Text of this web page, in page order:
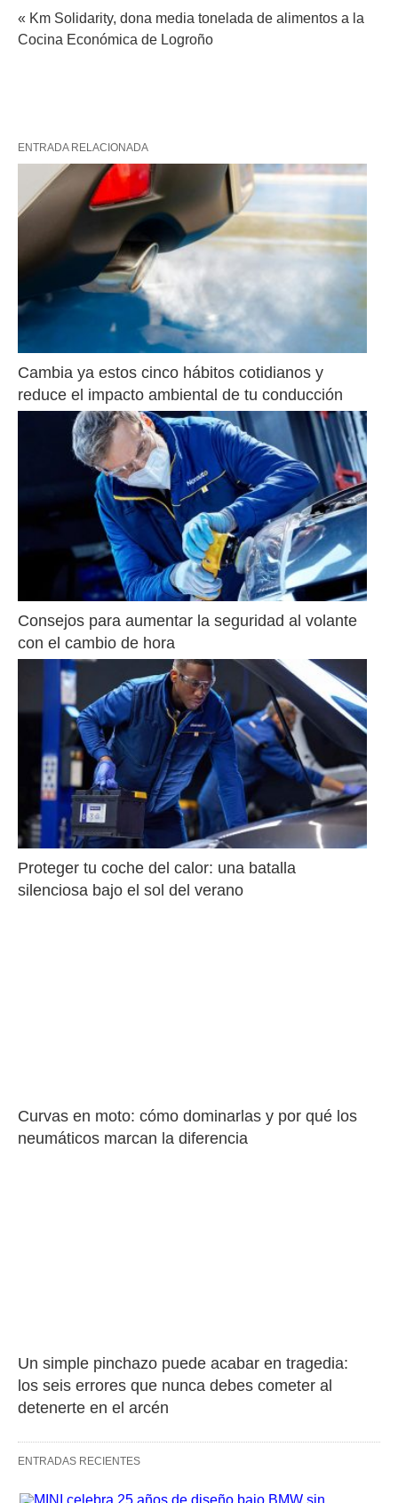
« Km Solidarity, dona media tonelada de alimentos a la
Cocina Económica de Logroño
ENTRADA RELACIONADA
Cambia ya estos cinco hábitos cotidianos y
reduce el impacto ambiental de tu conducción
Consejos para aumentar la seguridad al volante
con el cambio de hora
Proteger tu coche del calor: una batalla
silenciosa bajo el sol del verano
Curvas en moto: cómo dominarlas y por qué los
neumáticos marcan la diferencia
Un simple pinchazo puede acabar en tragedia:
los seis errores que nunca debes cometer al
detenerte en el arcén
ENTRADAS RECIENTES